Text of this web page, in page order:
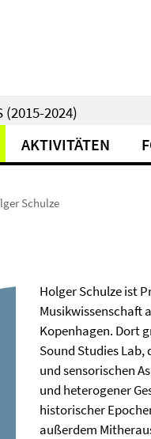
(2015-2024)
AKTIVITÄTEN
Schulze
Holger Schulze ist
Musikwissenschaft
Kopenhagen. Dort
Sound Studies Lab,
und sensorischen
und heterogener
historischer
außerdem